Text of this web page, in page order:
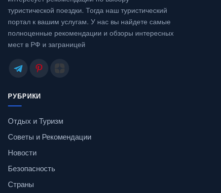
туристической поездки. Тогда наш туристический
портал к вашим услугам. У нас вы найдете самые
полноценные рекомендации и обзоры интересных
мест в РФ и заграницей
РУБРИКИ
Отдых и Туризм
Советы и Рекомендации
Новости
Безопасность
Страны